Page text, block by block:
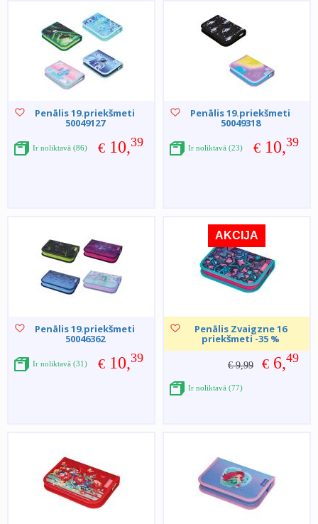
Penālis 19.priekšmeti
50049127
€ 10,39
Ir noliktavā (86)
Penālis 19.priekšmeti
50049318
€ 10,39
Ir noliktavā (23)
Penālis 19.priekšmeti
50046362
€ 10,39
Ir noliktavā (31)
AKCIJA
Penālis Zvaigzne 16
priekšmeti -35 %
€ 9,99 € 6,49
Ir noliktavā (77)